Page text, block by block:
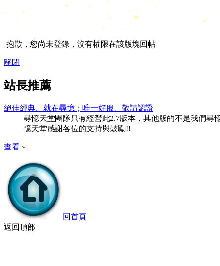
抱歉，您尚未登錄，沒有權限在該版塊回帖
關閉
站長推薦
絕佳經典、就在尋憶；唯一好服、敬請認證
尋憶天堂團隊只有經營此2.7版本，其他版的不是我們尋
憶天堂感謝各位的支持與鼓勵!!
查看 »
回首頁
返回頂部